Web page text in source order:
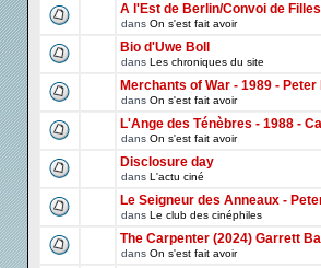
A l'Est de Berlin/Convoi de
dans On s'est fait avoir
Bio d'Uwe Boll
dans Les chroniques du site
Merchants of War - 1989 -
dans On s'est fait avoir
L'Ange des Ténèbres - 1988 -
dans On s'est fait avoir
Disclosure day
dans L'actu ciné
Le Seigneur des Anneaux -
dans Le club des cinéphiles
The Carpenter (2024) Garrett
dans On s'est fait avoir